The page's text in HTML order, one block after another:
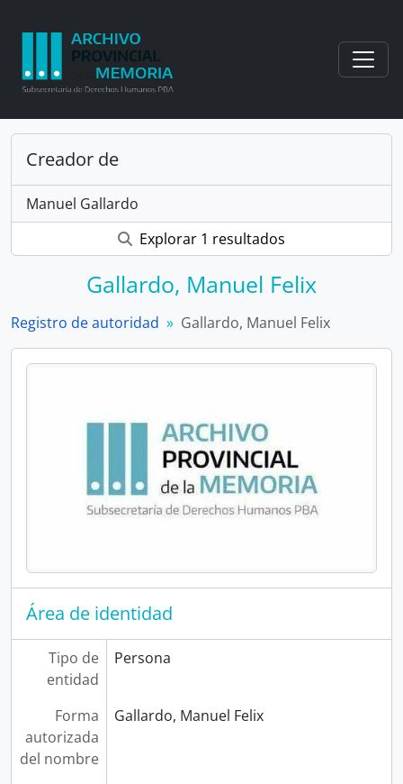
Creador de
Manuel Gallardo
Explorar 1 resultados
Gallardo, Manuel Felix
Registro de autoridad Gallardo, Manuel Felix
Área de identidad
Tipo de
entidad
Persona
Forma
autorizada
del nombre
Gallardo, Manuel Felix